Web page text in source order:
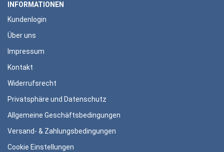
INFORMATIONEN
Kundenlogin
Über uns
Impressum
Kontakt
Widerrufsrecht
Privatsphäre und Datenschutz
Allgemeine Geschäftsbedingungen
Versand- & Zahlungsbedingungen
Cookie Einstellungen